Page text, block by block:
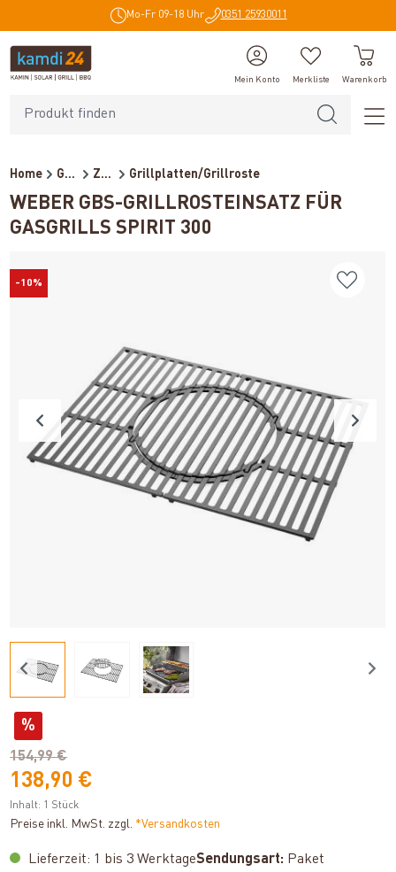
Mo-Fr 09-18 Uhr 0351 25930011
Mein Konto Merkliste Warenkorb
Home Grillzubehör Zubehör Grillplatten/Grillroste
WEBER GBS-GRILLROSTEINSATZ FÜR
GASGRILLS SPIRIT 300
-10%
%
154,99 €
138,90 €
Inhalt: 1 Stück
Preise inkl. MwSt. zzgl. *Versandkosten
Lieferzeit: 1 bis 3 WerktageSendungsart: Paket